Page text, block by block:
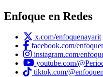
Enfoque en Redes
x.com/enfoquenayarit
facebook.com/
instagram.com/
youtube.com/
tiktok.com/